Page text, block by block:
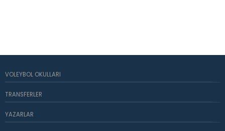
VOLEYBOL OKULLARI
TRANSFERLER
YAZARLAR